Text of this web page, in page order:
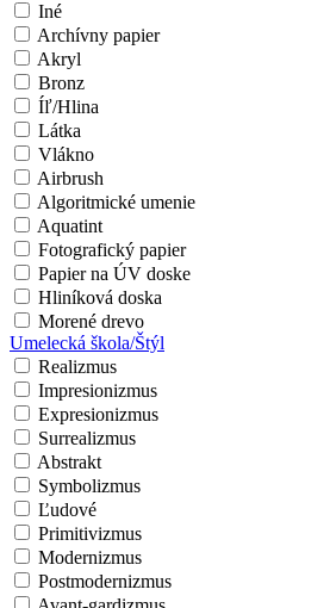
Iné
Archívny papier
Akryl
Bronz
Íľ/Hlina
Látka
Vlákno
Airbrush
Algoritmické umenie
Aquatint
Fotografický papier
Papier na ÚV doske
Hliníková doska
Morené drevo
Umelecká škola/Štýl
Realizmus
Impresionizmus
Expresionizmus
Surrealizmus
Abstrakt
Symbolizmus
Ľudové
Primitivizmus
Modernizmus
Postmodernizmus